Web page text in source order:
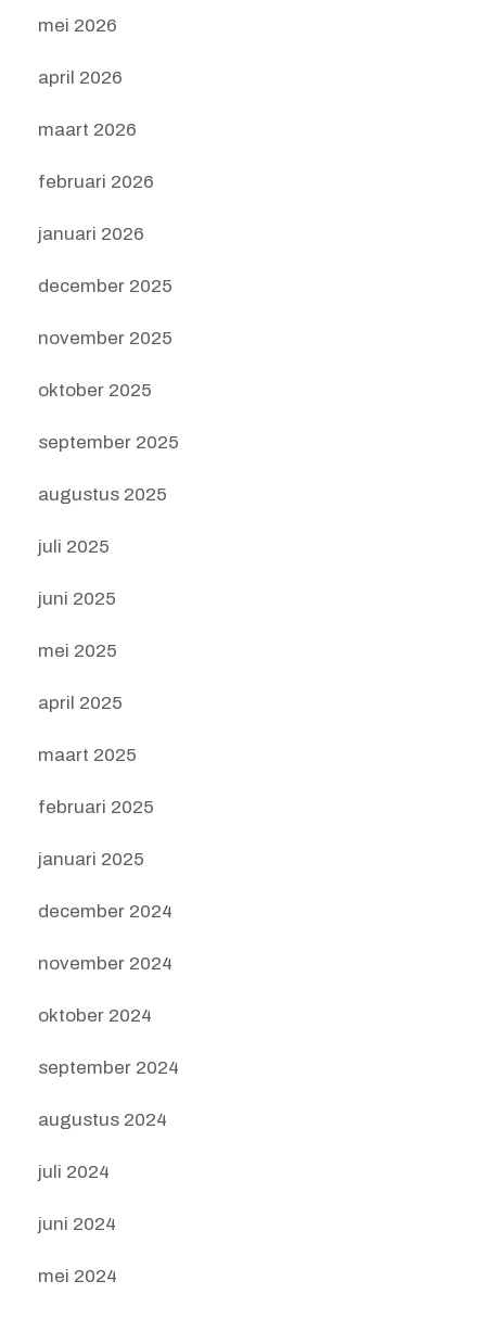
mei 2026
april 2026
maart 2026
februari 2026
januari 2026
december 2025
november 2025
oktober 2025
september 2025
augustus 2025
juli 2025
juni 2025
mei 2025
april 2025
maart 2025
februari 2025
januari 2025
december 2024
november 2024
oktober 2024
september 2024
augustus 2024
juli 2024
juni 2024
mei 2024